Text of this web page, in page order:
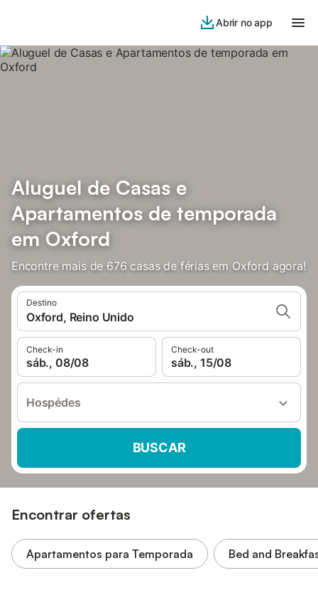
Abrir no app
Aluguel de Casas e
Apartamentos de temporada
em Oxford
Encontre mais de 676 casas de férias em Oxford agora!
Destino
Oxford, Reino Unido
Check-in
sáb., 08/08
Check-out
sáb., 15/08
Hospédes
BUSCAR
Encontrar ofertas
Apartamentos para Temporada Bed and